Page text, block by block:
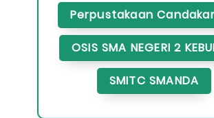
Perpustakaan
OSIS SMA NEGERI 2
SMITC SMANDA